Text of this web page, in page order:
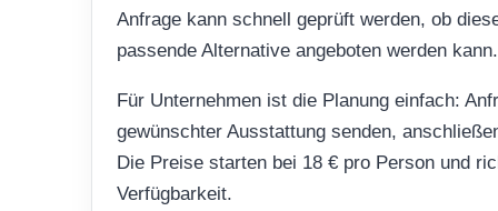
Anfrage kann schnell geprüft werden, ob
passende Alternative angeboten werden kann.
Für Unternehmen ist die Planung einfach:
gewünschter Ausstattung senden,
Die Preise starten bei 18 € pro Person und
Verfügbarkeit.